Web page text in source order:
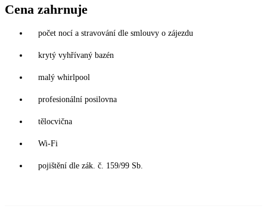
Cena zahrnuje
počet nocí a stravování dle smlouvy o zájezdu
krytý vyhřívaný bazén
malý whirlpool
profesionální posilovna
tělocvična
Wi-Fi
pojištění dle zák. č. 159/99 Sb.